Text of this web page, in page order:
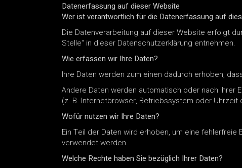
Datenerfassung auf dieser Website
Wer ist verantwortlich für die Datenerfassung auf
Die Datenverarbeitung auf dieser Website erfolgt
Stelle“ in dieser Datenschutzerklärung entnehmen.
Wie erfassen wir Ihre Daten?
Ihre Daten werden zum einen dadurch erhoben,
Andere Daten werden automatisch oder nach Ihrer
(z. B. Internetbrowser, Betriebssystem oder
Wofür nutzen wir Ihre Daten?
Ein Teil der Daten wird erhoben, um eine
verwendet werden.
Welche Rechte haben Sie bezüglich Ihrer Daten?